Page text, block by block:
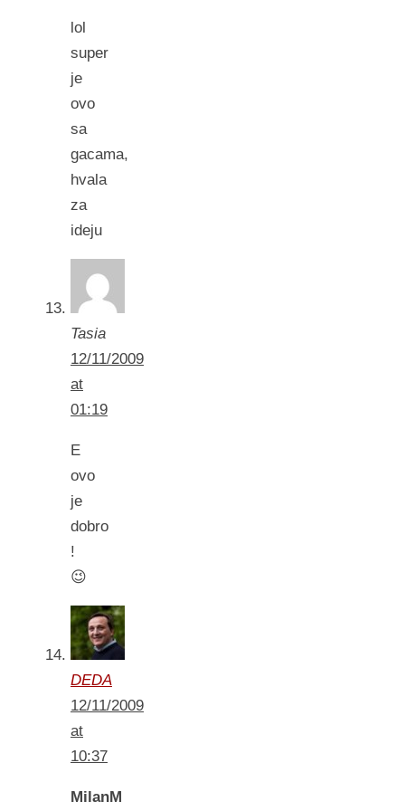
lol
super
je
ovo
sa
gacama,
hvala
za
ideju
Tasia
12/11/2009
at
01:19
E
ovo
je
dobro
!
😉
DEDA
12/11/2009
at
10:37
MilanM